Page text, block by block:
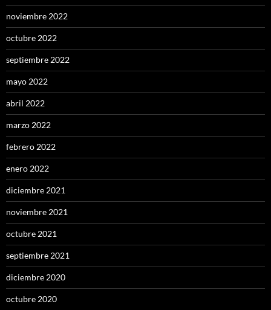
noviembre 2022
octubre 2022
septiembre 2022
mayo 2022
abril 2022
marzo 2022
febrero 2022
enero 2022
diciembre 2021
noviembre 2021
octubre 2021
septiembre 2021
diciembre 2020
octubre 2020